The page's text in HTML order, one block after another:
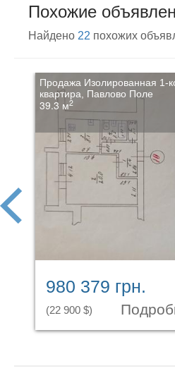
Похожие
Найдено 22 похожих
Продажа Изолированная 1-
квартира, Павлово Поле
39.3 м2
980 379 грн.
(22 900 $)
prev